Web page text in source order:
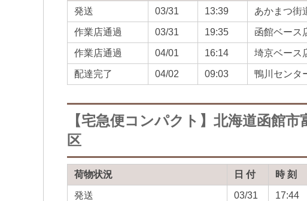
発送 03/31 13:39 あかまつ街
作業店通過 03/31 19:35 函館ベース
作業店通過 04/01 16:14 埼京ベース
配達完了 04/02 09:03 鴨川センタ
【宅急便コンパクト】北海道函館
区
荷物状況 日 付 時 刻
発送 03/31 17:44